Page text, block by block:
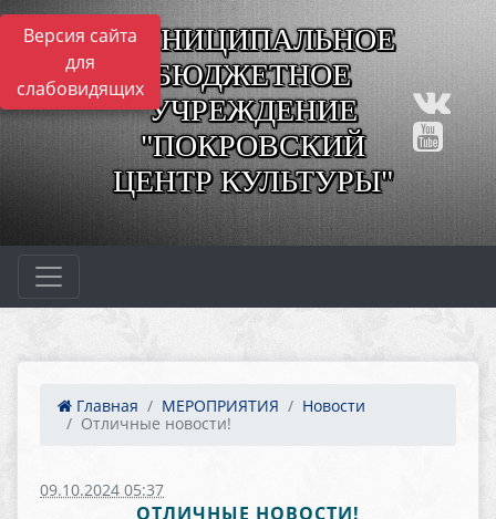
Версия сайта
для
слабовидящих
МУНИЦИПАЛЬНОЕ
БЮДЖЕТНОЕ
УЧРЕЖДЕНИЕ
"ПОКРОВСКИЙ
ЦЕНТР КУЛЬТУРЫ"
Главная МЕРОПРИЯТИЯ
Новости
Отличные новости!
09.10.2024 05:37
ОТЛИЧНЫЕ НОВОСТИ!